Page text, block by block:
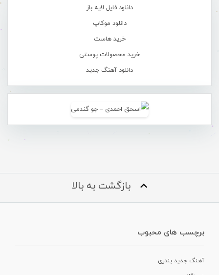
دانلود فایل لایه باز
دانلود موکاپ
خرید هاست
خرید محصولات پوستی
دانلود آهنگ جدید
بازگشت به بالا
برچسب های محبوب
آهنگ جدید بندری